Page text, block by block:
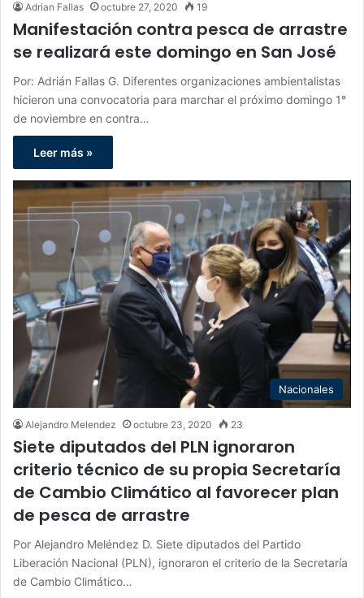
Adrian Fallas octubre 27, 2020 19
Manifestación contra pesca de arrastre
se realizará este domingo en San José
Por: Adrián Fallas G. Diferentes organizaciones ambientalistas
hicieron una convocatoria para marchar el próximo domingo 1°
de noviembre en contra…
Leer más »
Nacionales
Alejandro Melendez octubre 23, 2020 23
Siete diputados del PLN ignoraron
criterio técnico de su propia Secretaría
de Cambio Climático al favorecer plan
de pesca de arrastre
Por Alejandro Meléndez D. Siete diputados del Partido
Liberación Nacional (PLN), ignoraron el criterio de la Secretaría
de Cambio Climático…